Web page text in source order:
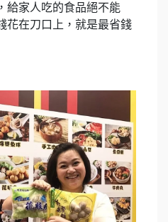
給家人吃的食品絕不能
花在刀口上，就是最省錢